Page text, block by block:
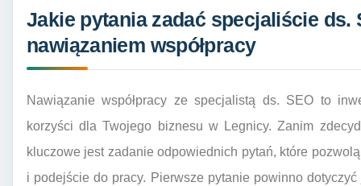
Jakie pytania zadać specjaliście ds.
nawiązaniem współpracy
Nawiązanie współpracy ze specjalistą ds. SEO to
korzyści dla Twojego biznesu w Legnicy. Zanim
kluczowe jest zadanie odpowiednich pytań, które
i podejście do pracy. Pierwsze pytanie powinno